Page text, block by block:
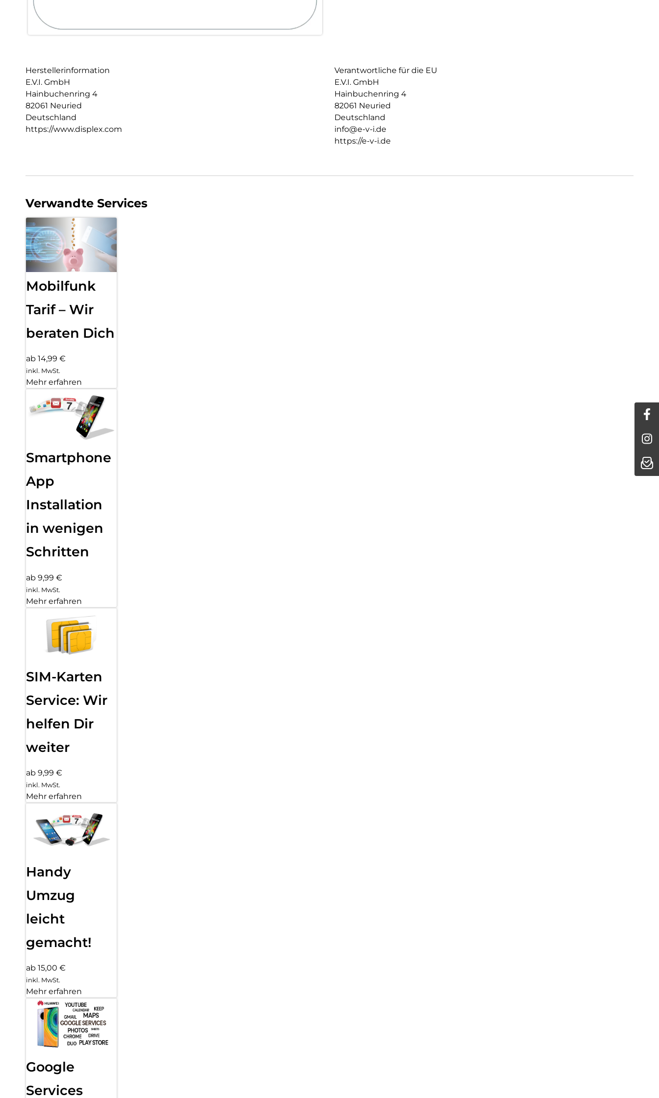
Herstellerinformation
E.V.I. GmbH
Hainbuchenring 4
82061 Neuried
Deutschland
https://www.displex.com
Verantwortliche für die EU
E.V.I. GmbH
Hainbuchenring 4
82061 Neuried
Deutschland
info@e-v-i.de
https://e-v-i.de
Verwandte Services
Mobilfunk
Tarif – Wir
beraten Dich
ab 14,99 €
inkl. MwSt.
Mehr erfahren
Smartphone
App
Installation
in wenigen
Schritten
ab 9,99 €
inkl. MwSt.
Mehr erfahren
SIM-Karten
Service: Wir
helfen Dir
weiter
ab 9,99 €
inkl. MwSt.
Mehr erfahren
Handy
Umzug
leicht
gemacht!
ab 15,00 €
inkl. MwSt.
Mehr erfahren
Google
Services